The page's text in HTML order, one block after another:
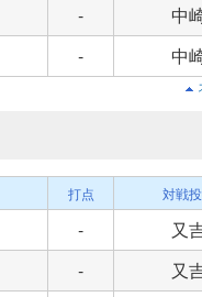
-
中
- 中
打点 対戦
-
又
-
又